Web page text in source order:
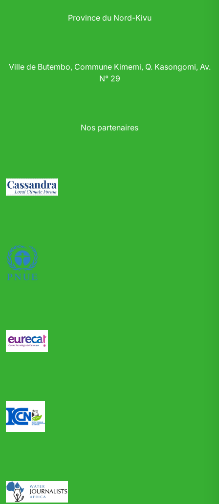
Province du Nord-Kivu
Ville de Butembo, Commune Kimemi, Q. Kasongomi, Av.
N° 29
Nos partenaires